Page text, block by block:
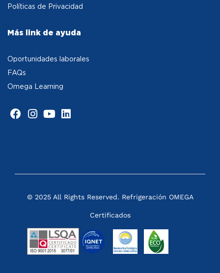
Políticas de Privacidad
Más link de ayuda
Oportunidades laborales
FAQs
Omega Learning
© 2025 All Rights Reserved. Refrigeración OMEGA
Certificados